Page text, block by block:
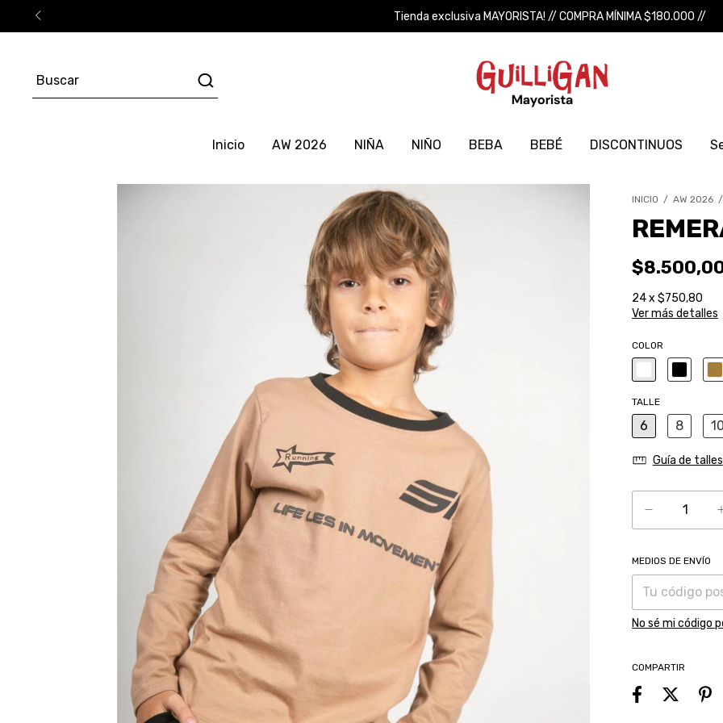
Tienda exclusiva MAYORISTA! // COMPRA MÍNIMA $180.000 //
Inicio AW 2026 NIÑA NIÑO BEBA BEBÉ DISCONTINUOS
INICIO / AW 2026 /
24x$750,80
Ver más detalles
COLOR
TALLE
6 8 10
Guía de talles
Entregas para el
MEDIOS DE ENVÍO
No sé mi código
COMPARTIR